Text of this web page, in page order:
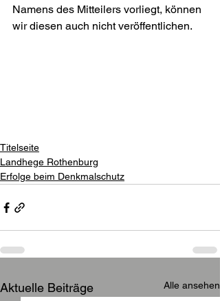
Namens des Mitteilers vorliegt, können
wir diesen auch nicht veröffentlichen.
Titelseite
Landhege Rothenburg
Erfolge beim Denkmalschutz
Aktuelle Beiträge Alle ansehen